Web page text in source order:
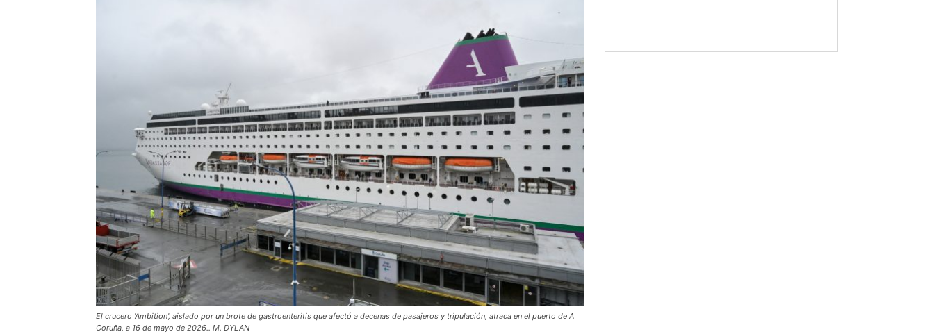
El crucero 'Ambition', aislado por un brote de gastroenteritis que afectó a decenas de pasajeros y tripulación, atraca en el puerto de A
Coruña, a 16 de mayo de 2026.. M. DYLAN